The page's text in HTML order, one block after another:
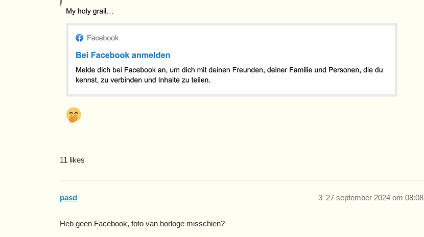
11 likes
pasd 27 september 2024 om 08:08
3
Heb geen Facebook, foto van horloge misschien?